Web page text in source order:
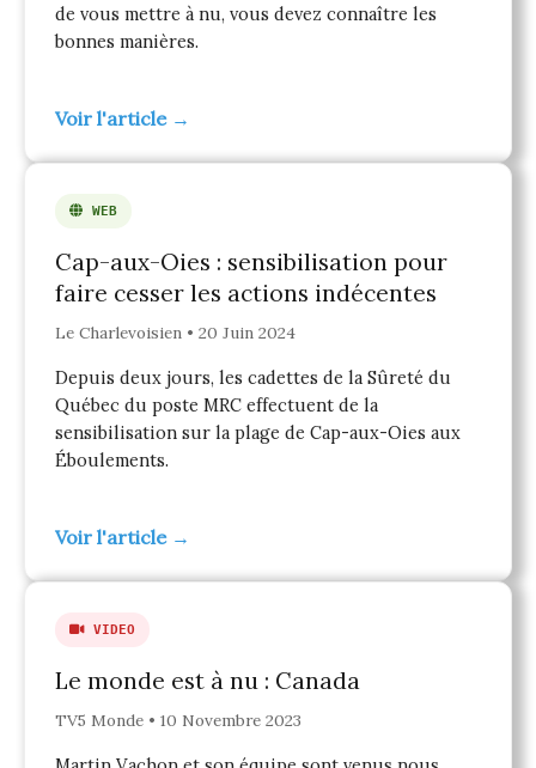
de vous mettre à nu, vous devez connaître les
bonnes manières.
Voir l'article →
WEB
Cap-aux-Oies : sensibilisation pour
faire cesser les actions indécentes
Le Charlevoisien • 20 Juin 2024
Depuis deux jours, les cadettes de la Sûreté du
Québec du poste MRC effectuent de la
sensibilisation sur la plage de Cap-aux-Oies aux
Éboulements.
Voir l'article →
VIDEO
Le monde est à nu : Canada
TV5 Monde • 10 Novembre 2023